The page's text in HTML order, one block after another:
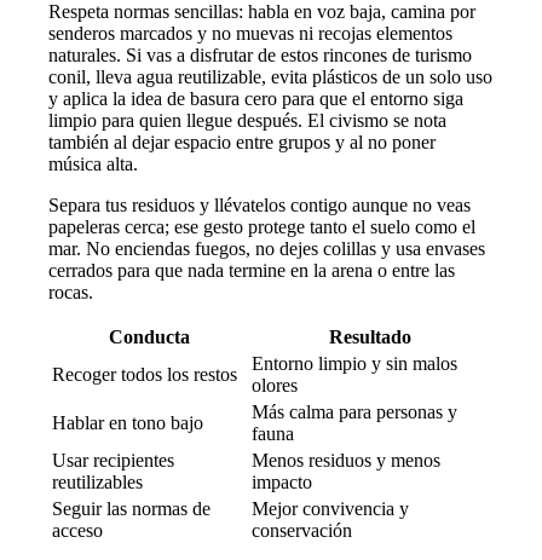
Respeta normas sencillas: habla en voz baja, camina por
senderos marcados y no muevas ni recojas elementos
naturales. Si vas a disfrutar de estos rincones de turismo
conil, lleva agua reutilizable, evita plásticos de un solo uso
y aplica la idea de basura cero para que el entorno siga
limpio para quien llegue después. El civismo se nota
también al dejar espacio entre grupos y al no poner
música alta.
Separa tus residuos y llévatelos contigo aunque no veas
papeleras cerca; ese gesto protege tanto el suelo como el
mar. No enciendas fuegos, no dejes colillas y usa envases
cerrados para que nada termine en la arena o entre las
rocas.
Conducta
Resultado
Recoger todos los restos
Entorno limpio y sin malos
olores
Hablar en tono bajo
Más calma para personas y
fauna
Usar recipientes
reutilizables
Menos residuos y menos
impacto
Seguir las normas de
acceso
Mejor convivencia y
conservación